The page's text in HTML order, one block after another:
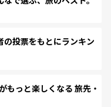
投票をもとにランキン
っと楽しくなる 旅先・